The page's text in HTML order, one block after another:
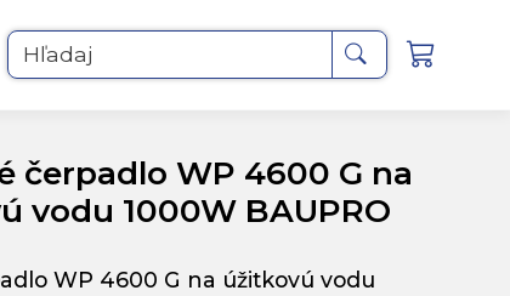
Hľadaj
čerpadlo WP 4600 G na
vodu 1000W BAUPRO
WP 4600 G na úžitkovú vodu